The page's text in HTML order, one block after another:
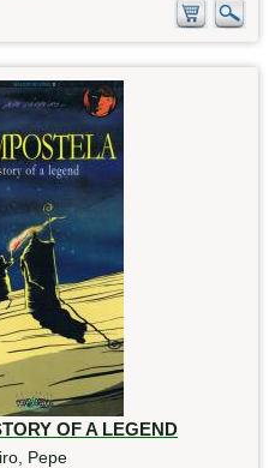
OF A LEGEND
Pepe